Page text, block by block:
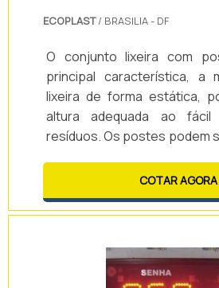
ECOPLAST/ BRASILIA - DF
O conjunto lixeira com
principal característica, a
lixeira de forma estática,
altura adequada ao
resíduos. Os postes podem
adicionais importantesO
em plástico polipropileno ou
de vidro ou aço
dos suportes e postes.
postes são utilizadas em
COTAR AGORA